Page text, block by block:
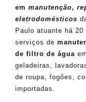
em manutenção,
eletrodomésticos
Paulo atuante há
serviços de
de filtro de água
geladeiras,
de roupa, fogões,
importadas.